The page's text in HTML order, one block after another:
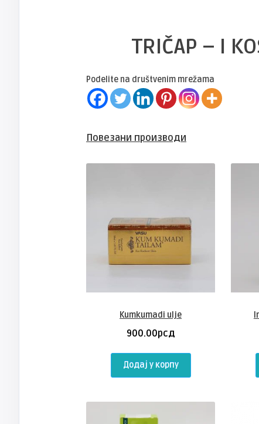
TRIČAP – I
Podelite na društvenim mrežama
Повезани производи
Kumkumadi ulje
900.00рсд
Додај у корпу